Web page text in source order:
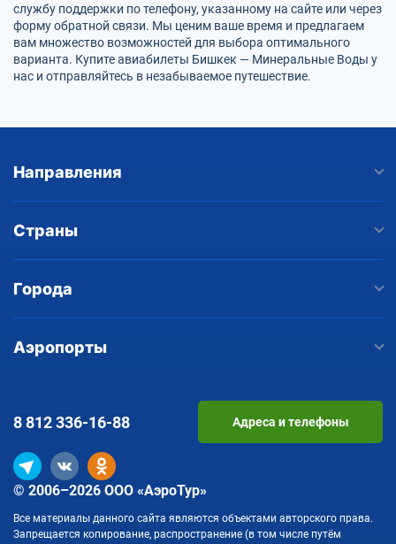
службу поддержки по телефону, указанному на сайте или через
форму обратной связи. Мы ценим ваше время и предлагаем
вам множество возможностей для выбора оптимального
варианта. Купите авиабилеты Бишкек — Минеральные Воды у
нас и отправляйтесь в незабываемое путешествие.
Направления
Страны
Города
Аэропорты
© 2006–2026 ООО «АэроТур»
Все материалы данного сайта являются объектами авторского права.
Запрещается копирование, распространение (в том числе путём
8 812336-16-88 Адреса и телефоны